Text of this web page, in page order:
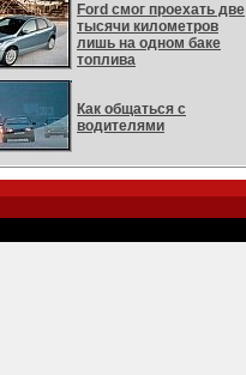
Ford смог проехать две
тысячи километров
лишь на одном баке
топлива
Как общаться с
водителями